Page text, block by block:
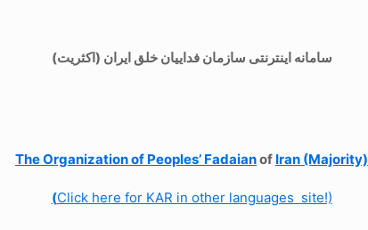
سامانه اینترنتی سازمان فداییان خلق ایران (اکثریت)
The Organization of Peoples’ Fadaianof Iran (Majority)
(Click here for KAR in other languages site!)